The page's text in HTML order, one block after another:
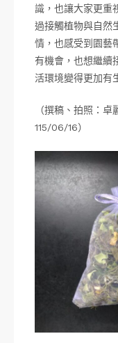
識，也讓大家更重
過接觸植物與自然
情，也感受到園藝
有機會，也想繼續
活環境變得更加有
（撰稿、拍照：
115/06/16）